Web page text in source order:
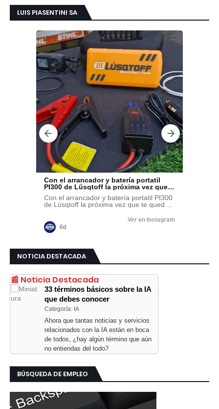
LUIS PIASENTINI SA
NOTICIA DESTACADA
📰 Noticia Destacada
33 términos básicos sobre la IA
que debes conocer
Categoría: IA
Ahora que tantas noticias y servicios
relacionados con la IA están en boca
de todos, ¿hay algún término que aún
no entiendas del todo?
BÚSQUEDA DE EMPLEO